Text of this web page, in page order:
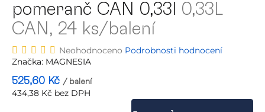
pomeranč CAN 0,33l 0,33L
CAN, 24 ks/balení
Průměrné
hodnocení
je
0,0
Neohodnoceno Podrobnosti hodnocení
Značka: MAGNESIA
525,60 Kč / balení
434,38 Kč bez DPH